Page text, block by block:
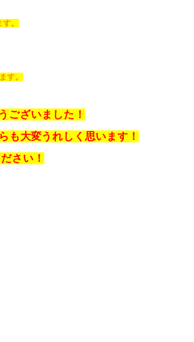
。
す。
ございました！
も大変うれしく思います！
さい！